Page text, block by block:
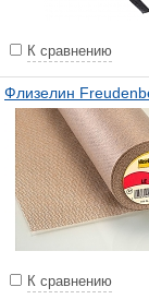
К сравнению
Флизелин
К сравнению